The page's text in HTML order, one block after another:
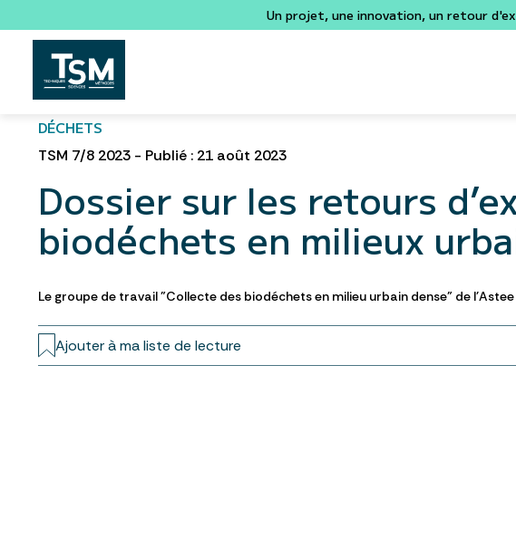
Un projet, une innovation, un retour
DÉCHETS
TSM 7/8 2023 - Publié : 21 août 2023
Dossier sur les retours
biodéchets en milieux
Le groupe de travail "Collecte des biodéchets en milieu urbain dense" de l'Astee
Ajouter à ma liste de lecture